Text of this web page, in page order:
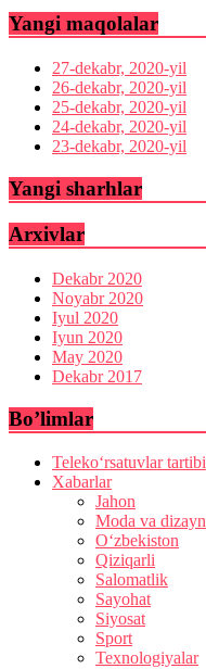
Yangi maqolalar
27-dekabr, 2020-yil
26-dekabr, 2020-yil
25-dekabr, 2020-yil
24-dekabr, 2020-yil
23-dekabr, 2020-yil
Yangi sharhlar
Arxivlar
Dekabr 2020
Noyabr 2020
Iyul 2020
Iyun 2020
May 2020
Dekabr 2017
Bo’limlar
Teleko‘rsatuvlar tartibi
Xabarlar
Jahon
Moda va dizayn
O‘zbekiston
Qiziqarli
Salomatlik
Sayohat
Siyosat
Sport
Texnologiyalar